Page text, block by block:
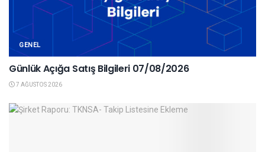
GENEL
Günlük Açığa Satış Bilgileri 07/08/2026
7 AĞUSTOS 2026